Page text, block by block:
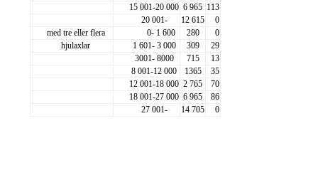
15 001-20 000 6 965 113
20 001-
12 615
0
med tre eller flera
0- 1 600 280
0
hjulaxlar
1 601- 3 000 309
29
3001- 8000
715
13
8 001-12 000
1365
35
12 001-18 000 2 765
70
18 001-27 000 6 965
86
27 001-
14 705 0